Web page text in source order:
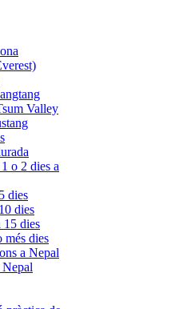
Valley
o 2 dies a
dies
dies
15 dies
més dies
a Nepal
Nepal